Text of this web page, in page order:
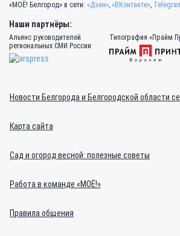
«МОЁ! Белгород» в сети: «Дзен», «ВКонтакте»,
Наши партнёры:
Альянс руководителей
региональных СМИ России
Типография «Прайм
Новости Белгорода и Белгородской области
Карта сайта
Сад и огород весной: полезные советы
Работа в команде «МОЁ!»
Правила общения